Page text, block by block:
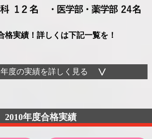
格実績！詳しくは下記一覧を！
年度の実績を詳しく見る
2010年度合格実績